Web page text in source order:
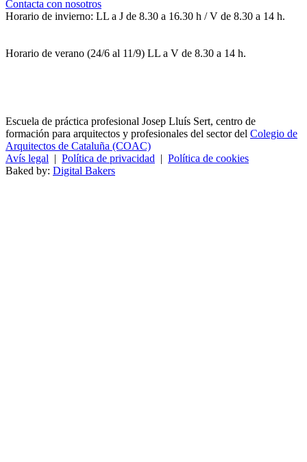
Contacta con nosotros
Horario de invierno: LL a J de 8.30 a 16.30 h / V de 8.30 a 14 h.
Horario de verano (24/6 al 11/9) LL a V de 8.30 a 14 h.
Escuela de práctica profesional Josep Lluís Sert, centro de
formación para arquitectos y profesionales del sector del Colegio de
Arquitectos de Cataluña (COAC)
Avís legal | Política de privacidad | Política de cookies
Baked by: Digital Bakers